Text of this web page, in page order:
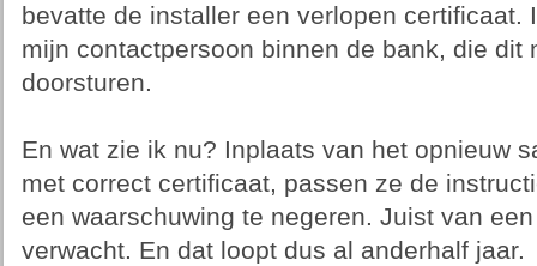
bevatte de installer een verlopen certificaat.
mijn contactpersoon binnen de bank, die dit
doorsturen.
En wat zie ik nu? Inplaats van het opnieuw
met correct certificaat, passen ze de
een waarschuwing te negeren. Juist van
verwacht. En dat loopt dus al anderhalf jaar.